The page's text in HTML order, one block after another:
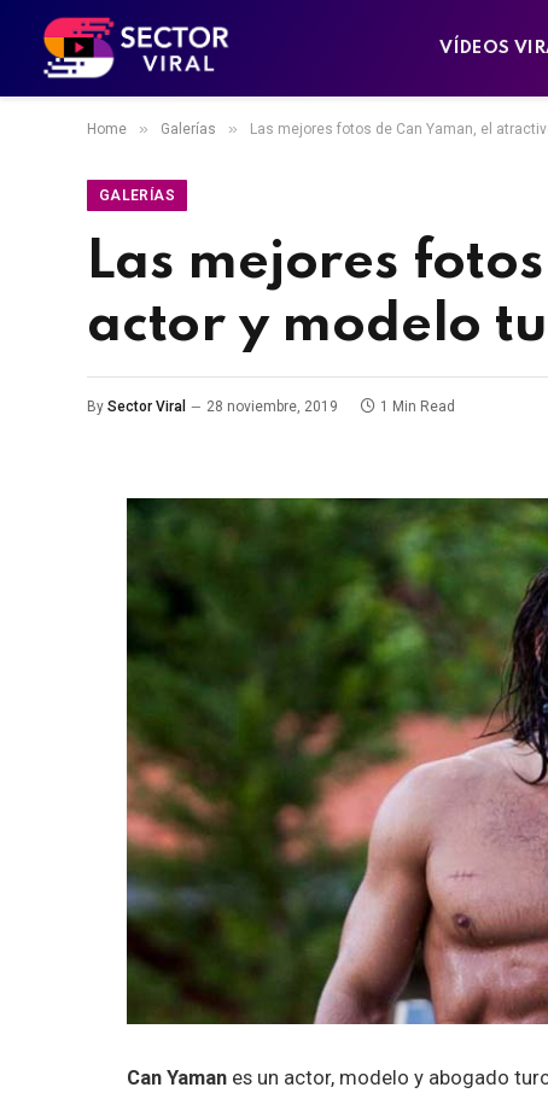
VÍDEOS
Home » Galerías » Las mejores fotos de Can Yaman, el
GALERÍAS
Las mejores
actor y modelo
By Sector Viral 28 noviembre, 2019 1 Min Read
Can Yaman es un actor, modelo y abogado